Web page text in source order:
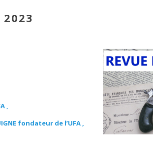
,
fondateur de l’UFA ,